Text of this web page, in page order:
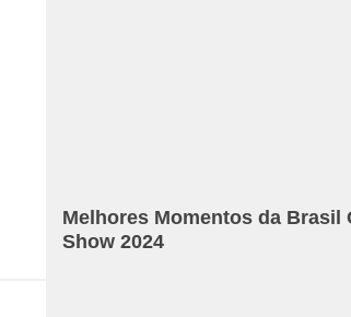
Melhores Momentos da Brasil
Show 2024